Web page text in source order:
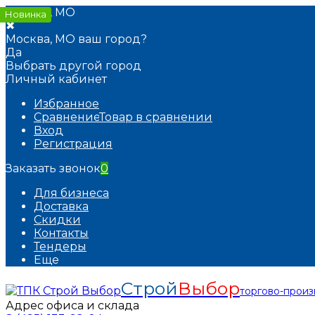
Москва, МО
✖
Москва, МО ваш город?
Да
Выбрать другой город
Личный кабинет
Избранное
СравнениеТовар в сравнении
Вход
Регистрация
Заказать звонок0
Для бизнеса
Доставка
Скидки
Контакты
Тендеры
Еще
Строй Выборторгово-
Адрес офиса и склада
Новинка
Новинка